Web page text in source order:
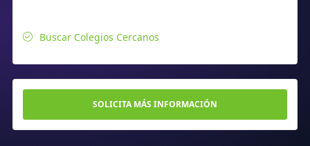
Buscar Colegios Cercanos
SOLICITA MÁS INFORMACIÓN